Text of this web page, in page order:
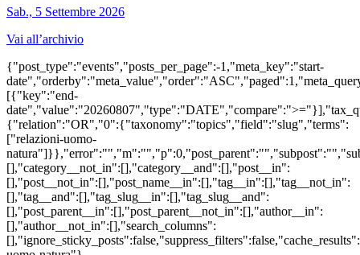
Sab., 5 Settembre 2026
Vai all’archivio
{"post_type":"events","posts_per_page":-1,"meta_key":"start-
[{"key":"end-
{"relation":"OR","0":{"taxonomy":"topics","field":"slug","terms":
["relazioni-uomo-
[],"category__not_in":[],"category__and":[],"post__in":
[],"post__not_in":[],"post_name__in":[],"tag__in":[],"tag__not_in":
[],"tag__and":[],"tag_slug__in":[],"tag_slug__and":
[],"post_parent__in":[],"post_parent__not_in":[],"author__in":
[],"author__not_in":[],"search_columns":